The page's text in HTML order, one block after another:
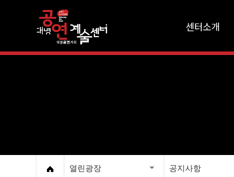
센터소개
열린광장 공지사항